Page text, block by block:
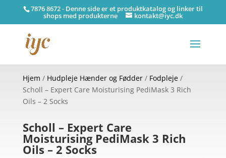
7876 8672 - Denne side er et produktkatalog og linker til
shops med produkterne kontakt@iyc.dk
Hjem / Hudpleje Hænder og Fødder/ Fodpleje/
Scholl – Expert Care Moisturising PediMask 3 Rich
Oils – 2 Socks
Scholl – Expert Care
Moisturising PediMask 3 Rich
Oils – 2 Socks